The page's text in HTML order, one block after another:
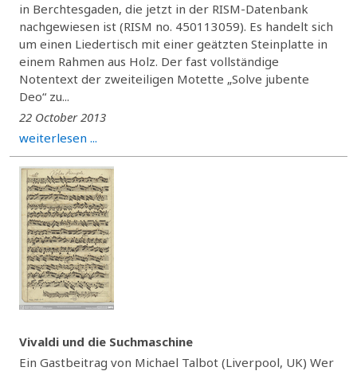
in Berchtesgaden, die jetzt in der RISM-Datenbank
nachgewiesen ist (RISM no. 450113059). Es handelt sich
um einen Liedertisch mit einer geätzten Steinplatte in
einem Rahmen aus Holz. Der fast vollständige
Notentext der zweiteiligen Motette „Solve jubente
Deo“ zu...
22 October 2013
weiterlesen ...
Vivaldi und die Suchmaschine
Ein Gastbeitrag von Michael Talbot (Liverpool, UK) Wer